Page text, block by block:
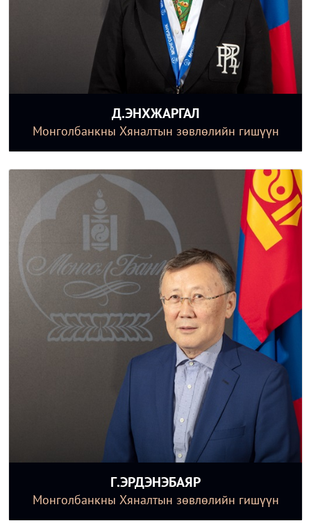
Д.ЭНХЖАРГАЛ
Монголбанкны Хяналтын зөвлөлийн гишүүн
Г.ЭРДЭНЭБАЯР
Монголбанкны Хяналтын зөвлөлийн гишүүн